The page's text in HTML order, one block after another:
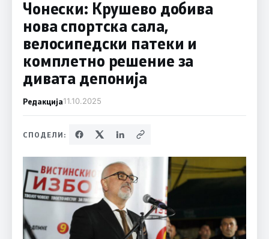
Чонески: Крушево добива
нова спортска сала,
велосипедски патеки и
комплетно решение за
дивата депонија
Редакција11.10.2025
СПОДЕЛИ: